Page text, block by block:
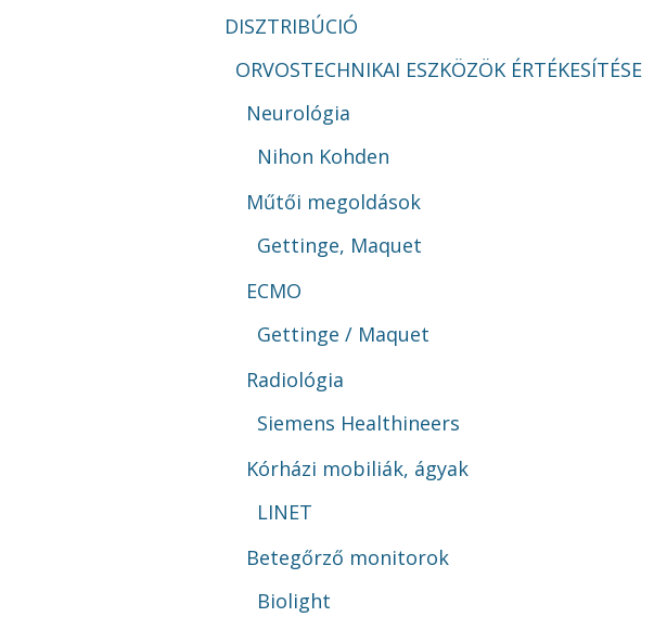
DISZTRIBÚCIÓ
ORVOSTECHNIKAI ESZKÖZÖK ÉRTÉKESÍTÉSE
Neurológia
Nihon Kohden
Műtői megoldások
Gettinge, Maquet
ECMO
Gettinge / Maquet
Radiológia
Siemens Healthineers
Kórházi mobiliák, ágyak
LINET
Betegőrző monitorok
Biolight